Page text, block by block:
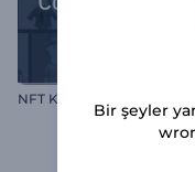
NFT Koleksiyonu Tanıtımı
Bir şeyler